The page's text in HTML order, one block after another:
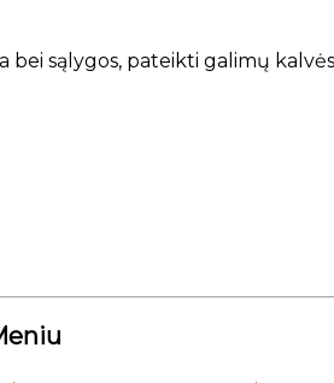
bei sąlygos, pateikti galimų